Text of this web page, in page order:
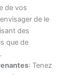
de vos
de le
des
que de
: Tenez